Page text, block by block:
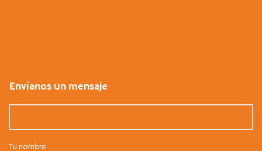
Envíanos un mensaje
Tu nombre